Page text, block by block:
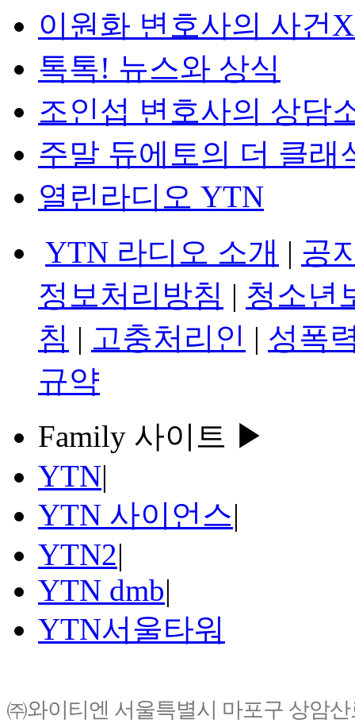
이원화 변호사의 사건
톡톡! 뉴스와 상식
조인섭 변호사의 상담
주말 듀에토의 더 클래
열린라디오 YTN
YTN 라디오 소개 | 공
정보처리방침 | 청소년
침 | 고충처리인 | 성폭
규약
Family 사이트 ▶
YTN|
YTN 사이언스|
YTN2|
YTN dmb|
YTN서울타워
㈜와이티엔 서울특별시 마포구 상암